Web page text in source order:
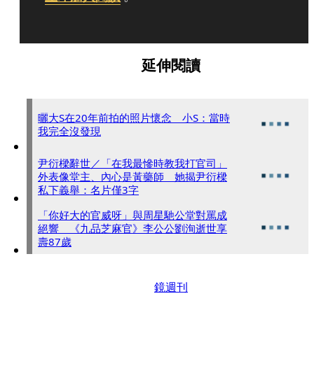
延伸閱讀
曬大S在20年前拍的照片懷念 小S：當時
我完全沒發現
尹衍樑辭世／「在我最慘時教我打官司」
外表像堂主、內心是黃藥師 她揭尹衍樑
私下義舉：名片僅3字
「你好大的官威呀」與周星馳公堂對罵成
絕響 《九品芝麻官》李公公劉洵逝世享
壽87歲
鏡週刊